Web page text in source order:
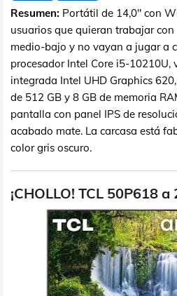
Resumen: Portátil de 14,0" con
usuarios que quieran trabajar
medio-bajo y no vayan a jugar a
procesador Intel Core i5-10210U,
integrada Intel UHD Graphics
de 512 GB y 8 GB de memoria
pantalla con panel IPS de
acabado mate. La carcasa está
color gris oscuro.
¡CHOLLO! TCL 50P618 a